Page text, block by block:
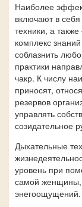
Наиболее
включают в
техники, а
комплекс
соблазнить
практики
чакр. К числу
приносят,
резервов
управлять
созидательное
Дыхательные
уровень при
самой женщины,
энегоощущений.